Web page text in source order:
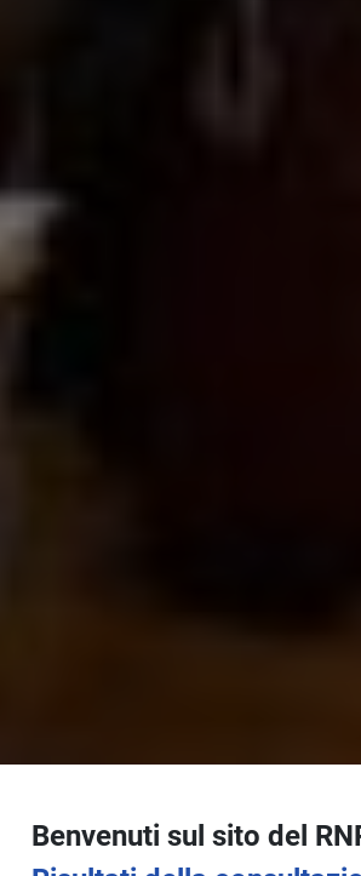
Benvenuti sul sito del